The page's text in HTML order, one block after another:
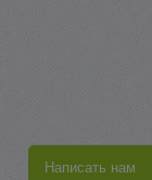
Написать нам